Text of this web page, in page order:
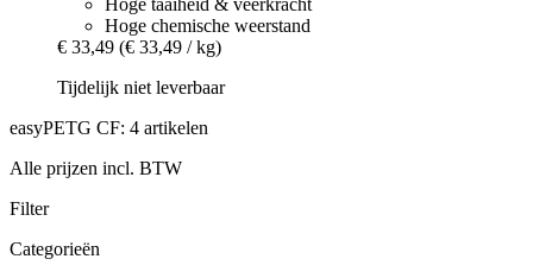
Hoge taaiheid & veerkracht
Hoge chemische weerstand
€ 33,49 (€ 33,49 / kg)
Tijdelijk niet leverbaar
easyPETG CF: 4 artikelen
Alle prijzen incl. BTW
Filter
Categorieën